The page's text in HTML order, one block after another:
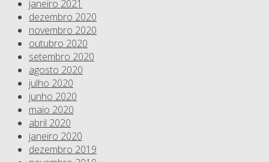
janeiro 2021
dezembro 2020
novembro 2020
outubro 2020
setembro 2020
agosto 2020
julho 2020
junho 2020
maio 2020
abril 2020
janeiro 2020
dezembro 2019